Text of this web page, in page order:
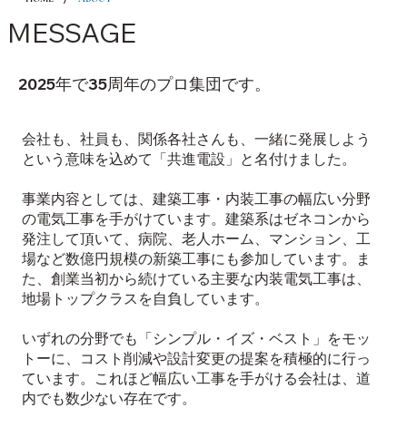
2025年で35周年のプロ集団です。
会社も、社員も、関係各社さんも、一緒に発展しよう
という意味を込めて「共進電設」と名付けました。
事業内容としては、建築工事・内装工事の幅広い分野
の電気工事を手がけています。建築系はゼネコンから
発注して頂いて、病院、老人ホーム、マンション、工
場など数億円規模の新築工事にも参加しています。ま
た、創業当初から続けている主要な内装電気工事は、
地場トップクラスを自負しています。
いずれの分野でも「シンプル・イズ・ベスト」をモッ
トーに、コスト削減や設計変更の提案を積極的に行っ
ています。これほど幅広い工事を手がける会社は、道
内でも数少ない存在です。
​MESSAGE